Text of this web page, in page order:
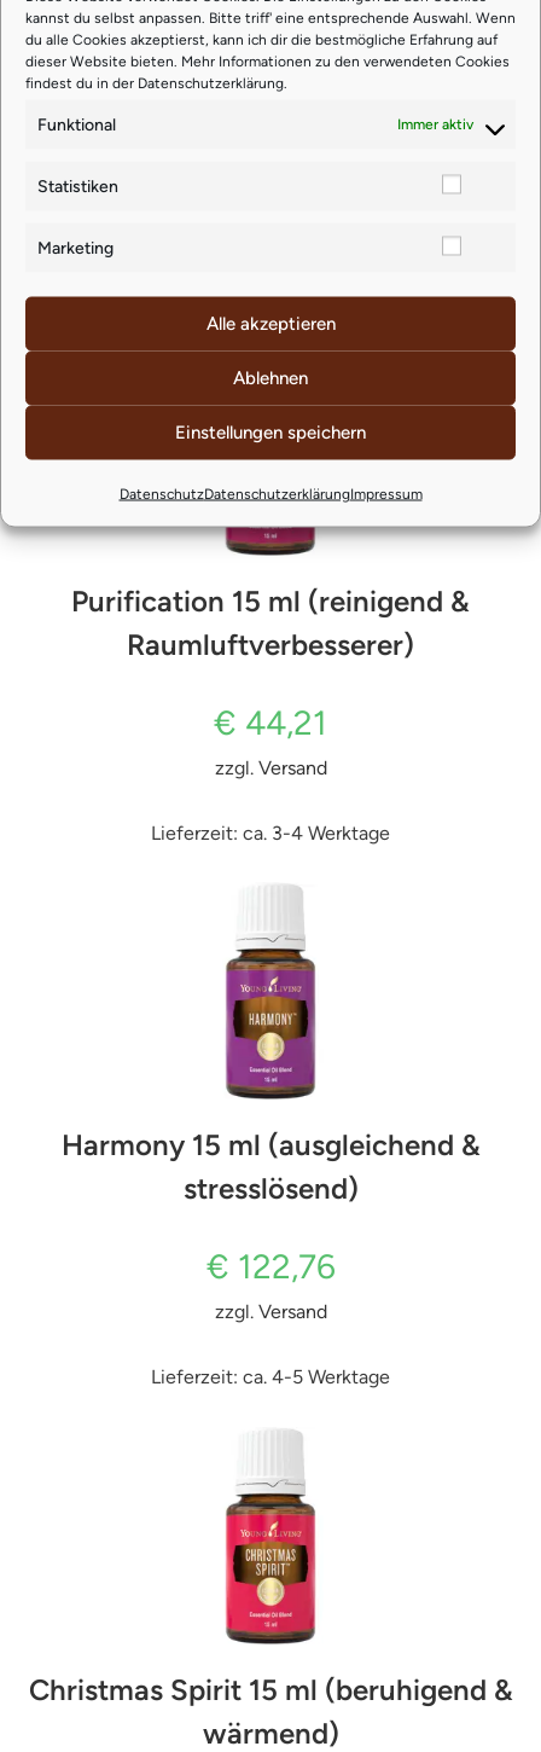
kannst du selbst anpassen. Bitte triff' eine entsprechende Auswahl. Wenn
du alle Cookies akzeptierst, kann ich dir die bestmögliche Erfahrung auf
dieser Website bieten. Mehr Informationen zu den verwendeten Cookies
findest du in der Datenschutzerklärung
Funktional Immer aktiv
Statistiken
Marketing
Alle akzeptieren
Ablehnen
Einstellungen speichern
DatenschutzDatenschutzerklärungImpressum
€63,14
zzgl.Versand
Ähnliche Produkte
Purification 15 ml (reinigend &
Raumluftverbesserer)
€ 44,21
zzgl. Versand
Lieferzeit: ca. 3-4 Werktage
Harmony 15 ml (ausgleichend &
stresslösend)
€ 122,76
zzgl. Versand
Lieferzeit: ca. 4-5 Werktage
Christmas Spirit 15 ml (beruhigend &
wärmend)